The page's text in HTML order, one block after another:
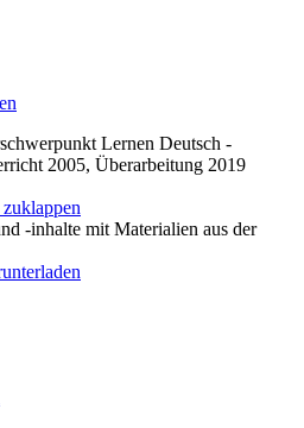
Lernen Deutsch -
2005, Überarbeitung 2019
-inhalte mit Materialien aus der